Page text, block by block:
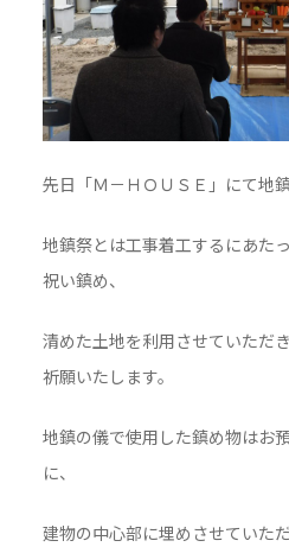
先日「Ｍ－ＨＯＵＳＥ」にて地
地鎮祭とは工事着工するにあた
祝い鎮め、
清めた土地を利用させていただ
祈願いたします。
地鎮の儀で使用した鎮め物はお
に、
建物の中心部に埋めさせていただ